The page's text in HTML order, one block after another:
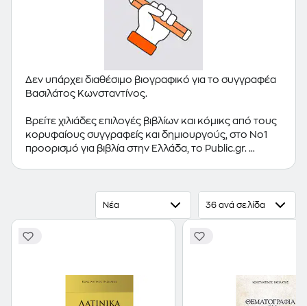
Δεν υπάρχει διαθέσιμο βιογραφικό για το συγγραφέα
Βασιλάτος Κωνσταντίνος.
Βρείτε χιλιάδες επιλογές βιβλίων και κόμικς από τους
κορυφαίους συγγραφείς και δημιουργούς, στο Νο1
προορισμό για βιβλία στην Ελλάδα, το Public.gr.
Ξενόγλωσσα Βιβλία,Κόμικς
Νέα 36 ανά σελίδα